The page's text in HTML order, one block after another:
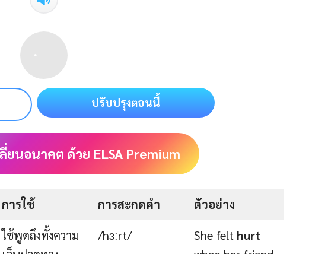
ปรับปรุงตอนนี้
ยนอนาคต ด้วย ELSA Premium
การใช้ การสะกดคำ
ตัวอย่าง
ใช้พูดถึงทั้งความ
/hɜːrt/ She felt hurt